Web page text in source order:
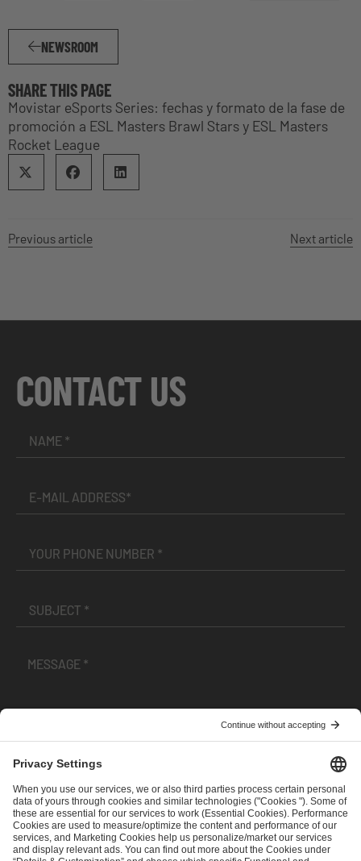
NEWSROOM
SHARE THIS PAGE
Movistar eSports Series: fechas y formato de la fase de
promoción a ESL Masters Brawl Stars y ESL Masters
Rocket League
Previous article Next article
CONTACT US
andPrivacy Policy